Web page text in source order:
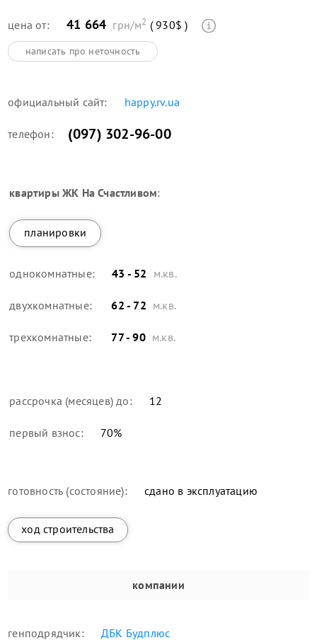
цена от: 41 664 грн/м2 ( 930$ )
написать про неточность
официальный сайт: happy.rv.ua
телефон: (097) 302-96-00
квартирыЖК На Счастливом:
планировки
однокомнатные: 43 - 52 м.кв.
двухкомнатные: 62 - 72 м.кв.
трехкомнатные: 77 - 90 м.кв.
рассрочка (месяцев) до: 12
первый взнос: 70%
готовность (состояние): сдано в эксплуатацию
ход строительства
компании
генподрядчик: ДБК Будплюс